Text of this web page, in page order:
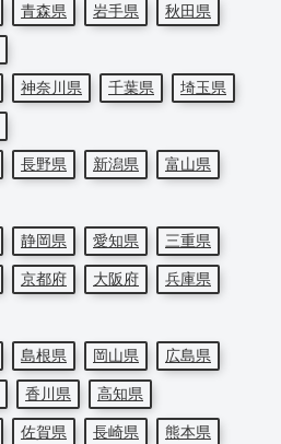
青森県 岩手県
秋田県
神奈川県 千葉県
埼玉県
長野県 新潟県
富山県
静岡県 愛知県
三重県
京都府 大阪府
兵庫県
島根県 岡山県
広島県
香川県
高知県
佐賀県 長崎県
熊本県